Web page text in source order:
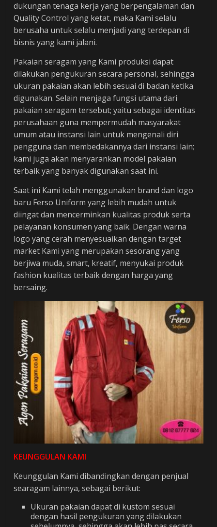
dukungan tenaga kerja yang berpengalaman dan
Quality Control yang ketat, maka Kami selalu
berusaha untuk selalu menjadi yang terdepan di
bisnis yang kami jalani.
Pakaian seragam yang Kami produksi dapat
dilakukan pengukuran secara personal, sehingga
ukuran pakaian akan lebih sesuai di badan ketika
digunakan. Selain menjaga fungsi utama dari
pakaian seragam tersebut; yaitu sebagai identitas
perusahaan guna mempermudah masyarakat
umum atau instansi lain untuk mengenali diri
pengguna dan membedakannya dari instansi lain;
kami juga akan menyarankan model pakaian
terbaik yang banyak digunakan saat ini.
Saat ini Kami telah menggunakan brand dan logo
baru Ferso Uniform yang lebih mudah untuk
diingat dan mencerminkan kualitas produk serta
pelayanan konsumen yang baik. Dengan warna
logo yang cerah menyesuaikan dengan target
market Kami yang merupakan sesorang yang
berjiwa muda, smart, kreatif, menyukai produk
fashion kualitas terbaik dengan harga yang
bersaing.
KEUNGGULAN KAMI
Keunggulan Kami dibandingkan dengan penjual
searagam lainnya, sebagai berikut:
Ukuran pakaian dapat di kustom sesuai
dengan hasil pengukuran yang dilakukan